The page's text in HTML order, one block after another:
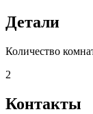
Детали
Количество
2
Контакты